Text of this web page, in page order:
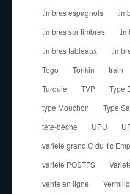
timbres espagnols
timbres sur timbres
timbres tableaux
Togo
Tonkin train
Turquie
TVP Type
type Mouchon
Type
tête-bêche
UPU
variété grand C du 1c
variété POSTFS
vente en ligne